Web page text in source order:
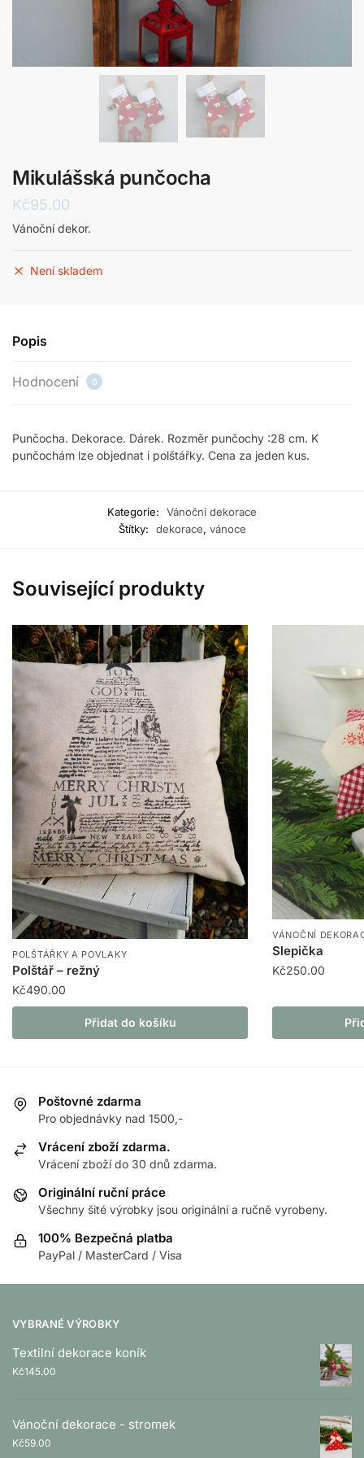
Mikulášská punčocha
Kč95.00
Vánoční dekor.
Není skladem
Popis
Hodnocení 0
Punčocha. Dekorace. Dárek. Rozměr punčochy :28 cm. K
punčochám lze objednat i polštářky. Cena za jeden kus.
Kategorie:
Vánoční dekorace
Štítky:
dekorace, vánoce
Související produkty
POLŠTÁŘKY A POVLAKY
Polštář – režný
Kč490.00
Přidat do košíku
VÁNOČNÍ
Slepička
Kč250.00
Poštovné zdarma
Pro objednávky nad 1500,-
Vrácení zboží zdarma.
Vrácení zboží do 30 dnů zdarma.
Originální ruční práce
Všechny šité výrobky jsou originální a ručně vyrobeny.
100% Bezpečná platba
PayPal / MasterCard / Visa
VYBRANÉ VÝROBKY
Textilní dekorace koník
Kč145.00
Vánoční dekorace - stromek
Kč59.00